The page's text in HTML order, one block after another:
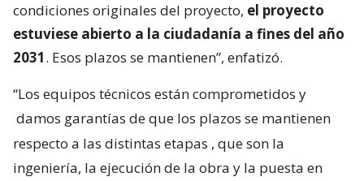
condiciones originales del proyecto, el proyecto
estuviese abierto a la ciudadanía a fines del año
2031. Esos plazos se mantienen”, enfatizó.
“Los equipos técnicos están comprometidos y
damos garantías de que los plazos se mantienen
respecto a las distintas etapas , que son la
ingeniería, la ejecución de la obra y la puesta en